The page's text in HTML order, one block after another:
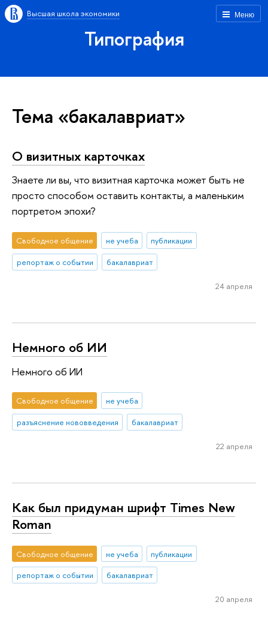
Меню
Высшая школа экономики
Типография
Тема «бакалавриат»
О визитных карточках
Знаете ли вы, что визитная карточка может быть не
просто способом оставить контакты, а маленьким
портретом эпохи?
Свободное общение не учеба
публикации
репортаж о событии
бакалавриат
24 апреля
Немного об ИИ
Немного об ИИ
Свободное общение
не учеба
разъяснение нововведения
бакалавриат
22 апреля
Как был придуман шрифт Times New
Roman
Свободное общение не учеба
публикации
репортаж о событии
бакалавриат
20 апреля